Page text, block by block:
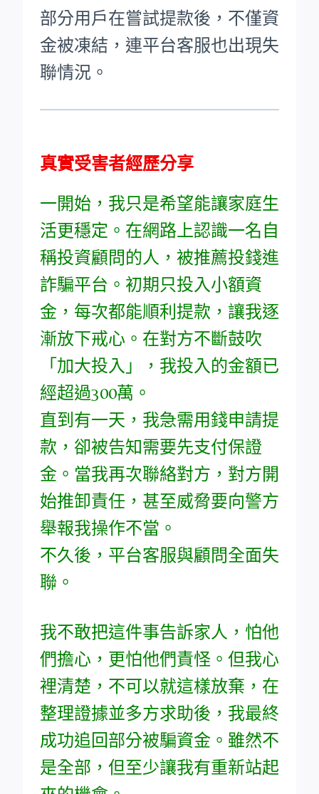
部分用戶在嘗試提款後，不僅資
金被凍結，連平台客服也出現失
聯情況。
真實受害者經歷分享
一開始，我只是希望能讓家庭生
活更穩定。在網路上認識一名自
稱投資顧問的人，被推薦投錢進
詐騙平台。初期只投入小額資
金，每次都能順利提款，讓我逐
漸放下戒心。在對方不斷鼓吹
「加大投入」，我投入的金額已
經超過300萬。
直到有一天，我急需用錢申請提
款，卻被告知需要先支付保證
金。當我再次聯絡對方，對方開
始推卸責任，甚至威脅要向警方
舉報我操作不當。
不久後，平台客服與顧問全面失
聯。
我不敢把這件事告訴家人，怕他
們擔心，更怕他們責怪。但我心
裡清楚，不可以就這樣放棄，在
整理證據並多方求助後，我最終
成功追回部分被騙資金。雖然不
是全部，但至少讓我有重新站起